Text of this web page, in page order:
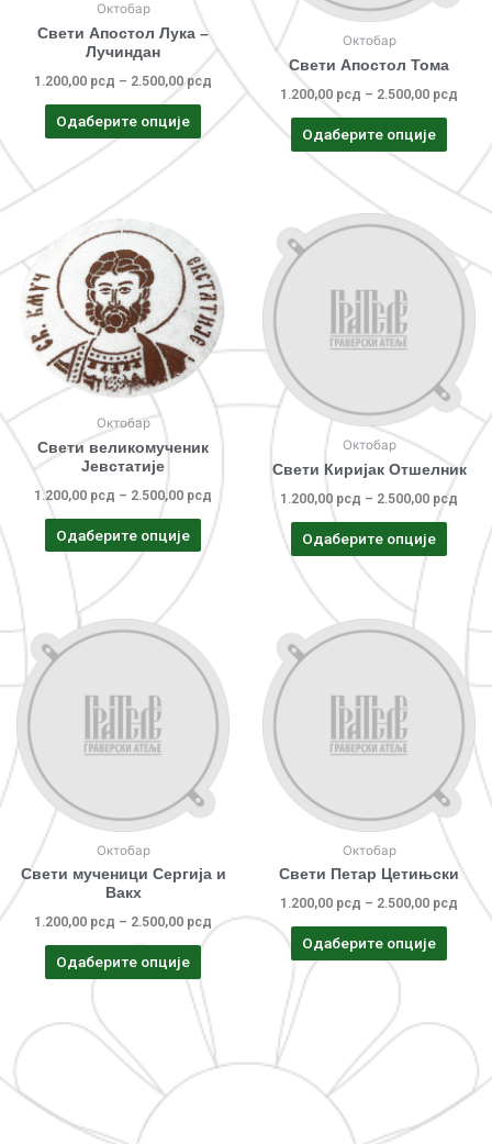
Октобар
Свети Апостол Лука –
Лучиндан
1.200,00 рсд – 2.500,00рсд
Одаберите опције
Октобар
Свети Апостол Тома
1.200,00 рсд – 2.500,00 рсд
Одаберите опције
Октобар
Свети великомученик
Јевстатије
1.200,00 рсд – 2.500,00 рсд
Одаберите опције
Октобар
Свети Киријак Отшелник
1.200,00 рсд – 2.500,00 рсд
Одаберите опције
Октобар
Свети мученици Сергија и
Вакх
1.200,00 рсд – 2.500,00 рсд
Одаберите опције
Октобар
Свети Петар Цетињски
1.200,00 рсд – 2.500,00 рсд
Одаберите опције